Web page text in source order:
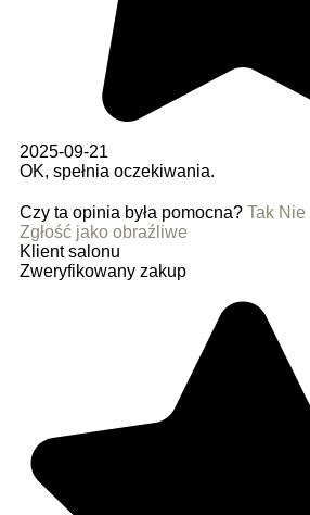
2025-09-21
OK, spełnia oczekiwania.
Czy ta opinia była pomocna? Tak Nie
Zgłość jako obraźliwe
Klient salonu
Zweryfikowany zakup